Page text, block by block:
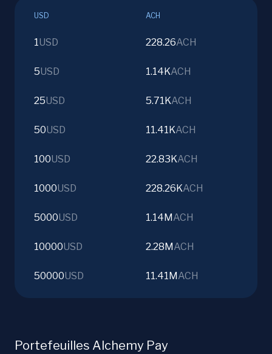
USD ACH
1USD 228.26ACH
5USD 1.14KACH
25USD 5.71KACH
50USD 11.41KACH
100USD 22.83KACH
1000USD 228.26KACH
5000USD 1.14M ACH
10000USD 2.28M ACH
50000USD 11.41M ACH
Portefeuilles Alchemy Pay